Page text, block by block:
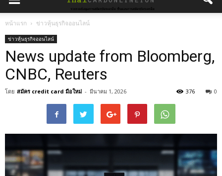
หน้าแรก ข่าวหุ้นธุรกิจออนไลน์
ข่าวหุ้นธุรกิจออนไลน์
News update from Bloomberg,
CNBC, Reuters
โดย สมัคร credit card มือใหม่ - มีนาคม 1, 2026 0
376